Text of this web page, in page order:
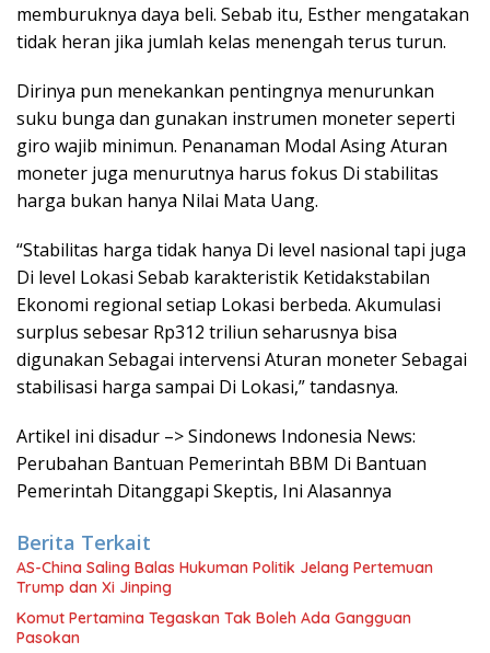
memburuknya daya beli. Sebab itu, Esther mengatakan
tidak heran jika jumlah kelas menengah terus turun.
Dirinya pun menekankan pentingnya menurunkan
suku bunga dan gunakan instrumen moneter seperti
giro wajib minimun. Penanaman Modal Asing Aturan
moneter juga menurutnya harus fokus Di stabilitas
harga bukan hanya Nilai Mata Uang.
“Stabilitas harga tidak hanya Di level nasional tapi juga
Di level Lokasi Sebab karakteristik Ketidakstabilan
Ekonomi regional setiap Lokasi berbeda. Akumulasi
surplus sebesar Rp312 triliun seharusnya bisa
digunakan Sebagai intervensi Aturan moneter Sebagai
stabilisasi harga sampai Di Lokasi,” tandasnya.
Artikel ini disadur –> Sindonews Indonesia News:
Perubahan Bantuan Pemerintah BBM Di Bantuan
Pemerintah Ditanggapi Skeptis, Ini Alasannya
Berita Terkait
AS-China Saling Balas Hukuman Politik Jelang Pertemuan
Trump dan Xi Jinping
Komut Pertamina Tegaskan Tak Boleh Ada Gangguan
Pasokan